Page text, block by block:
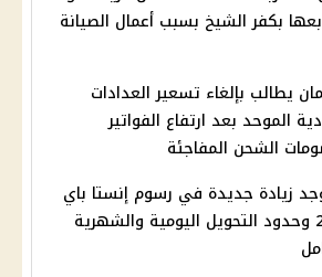
بكفر الشيخ بسبب أعمال الصيانة
يطالب بإلغاء تسعير العدادات
الموحد بعد ارتفاع الفواتير
الشحن المفاجئة
زيادة جديدة في رسوم إنستا باي
2026 وحدود التحويل اليومية والشهرية